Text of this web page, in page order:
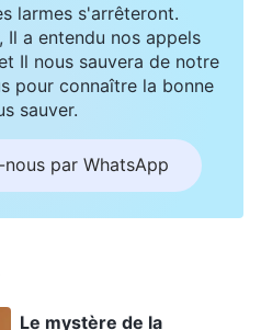
à Dieu. Si nous ne nous
profondes, alors
et demain tout aussi
incapables de nous
des contraintes du
peuvent-ils se
larmes s'arrêteront.
Il a entendu nos appels
Il nous sauvera de notre
pour connaître la bonne
sauver.
par WhatsApp
Le mystère de la